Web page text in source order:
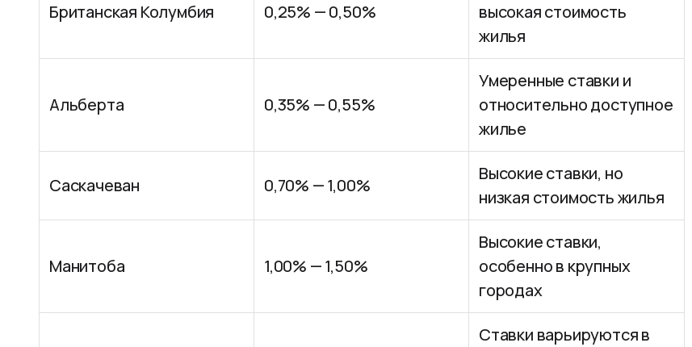
Британская Колумбия 0,25% — 0,50%
высокая стоимость
жилья
Альберта 0,35% — 0,55%
Умеренные ставки и
относительно доступное
жилье
Саскачеван 0,70% — 1,00%
Высокие ставки, но
низкая стоимость жилья
Манитоба 1,00% — 1,50%
Высокие ставки,
особенно в крупных
городах
Ставки варьируются в